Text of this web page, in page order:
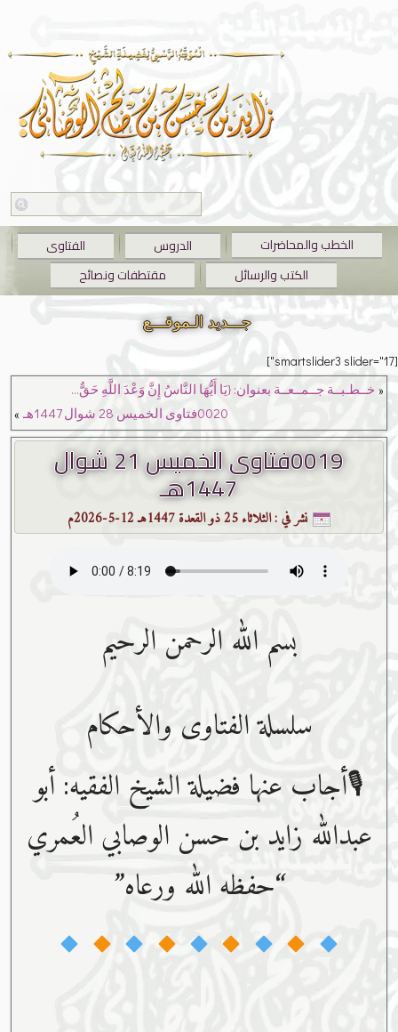
الخطب والمحاضرات الدروس
الفتاوى
الكتب والرسائل
مقتطفات ونصائح
جـــديد الـموقـــع
[smartslider3 slider="17"]
« خــطـبــة جــمــعــة بعنوان: {يَا أَيُّهَا النَّاسُ إِنَّ وَعْدَ اللَّهِ حَقٌّ…
0020فتاوى الخميس 28 شوال 1447هـ
»
0019فتاوى الخميس 21 شوال
1447هـ
نشر في :الثلاثاء 25 ذو القعدة 1447هـ 12-5-2026م
بسم ﷲ الرحمن الرحيم
سلسلة الفتاوى والأحكام
🎙أجاب عنها فضيلة الشيخ الفقيه: أبو
عبدﷲ زايد بن حسن الوصابي العُمري
“حفظه ﷲ ورعاه”